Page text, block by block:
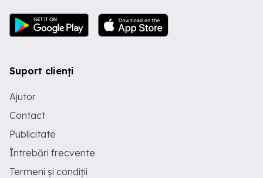
Suport clienți
Ajutor
Contact
Publicitate
Întrebări frecvente
Termeni și condiții